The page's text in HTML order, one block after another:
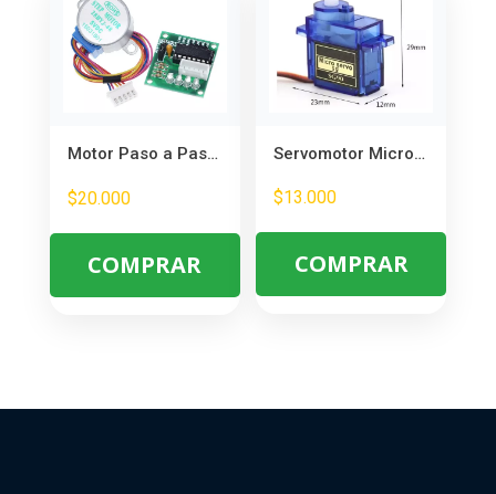
Motor Paso a Paso 28mm 5V con Placa ULN2003 – Control de Movimiento Robótico
$20.000
COMPRAR
Servomotor Microservo 180° 9g – Ideal para Robótica y Proyectos DIY
$13.000
COMPRAR